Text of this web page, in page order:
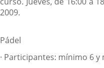
2009.
Pádel
· Participantes: mínimo 6 y